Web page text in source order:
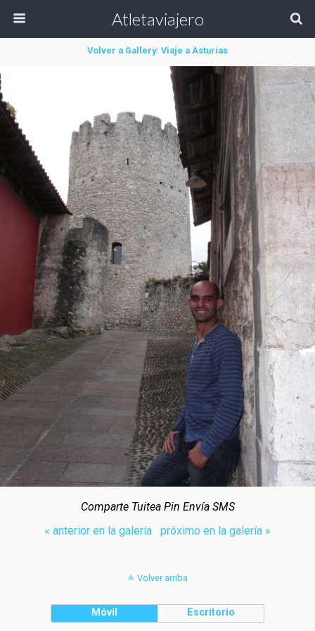
Atletaviajero
Volver a Gallery: Viaje a Asturias
Comparte Tuitea Pin Envía SMS
« anterior en la galería
próximo en la galería »
Volver arriba
Móvil Escritorio